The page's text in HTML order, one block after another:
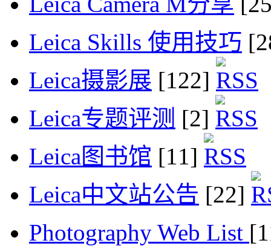
Leica Skills 使用技巧
Leica摄影展 [122]
Leica专题评测 [2]
Leica图书馆 [11]
Leica中文站公告 [22]
Photography Web List